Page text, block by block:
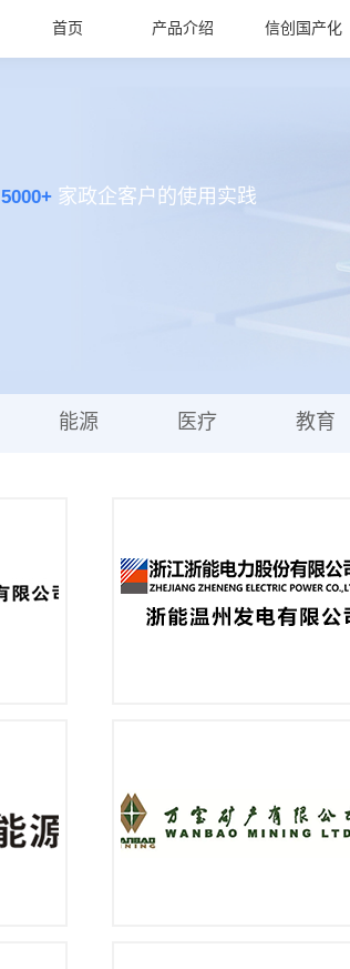
首页 产品介绍 信创国产化
5000+家政企客户的使用实践
能源 医疗 教育